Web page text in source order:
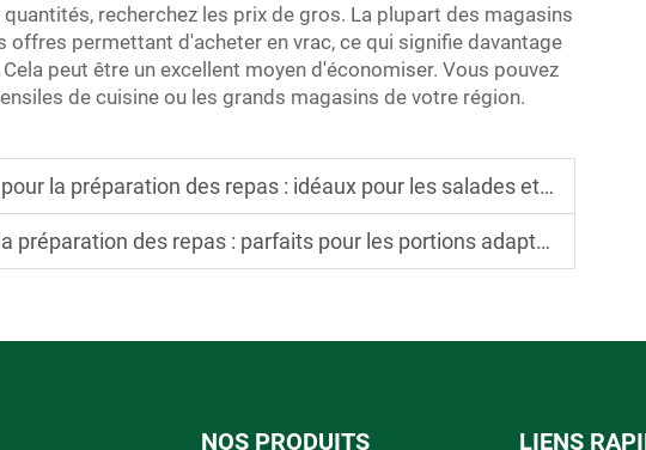
recherchez les prix de gros. La plupart des magasins
permettant d'acheter en vrac, ce qui signifie davantage
peut être un excellent moyen d'économiser. Vous pouvez
de cuisine ou les grands magasins de votre région.
préparation des repas : idéaux pour les salades et les vinaigrettes
des repas : parfaits pour les portions adaptées à une famille
NOS PRODUITS LIENS